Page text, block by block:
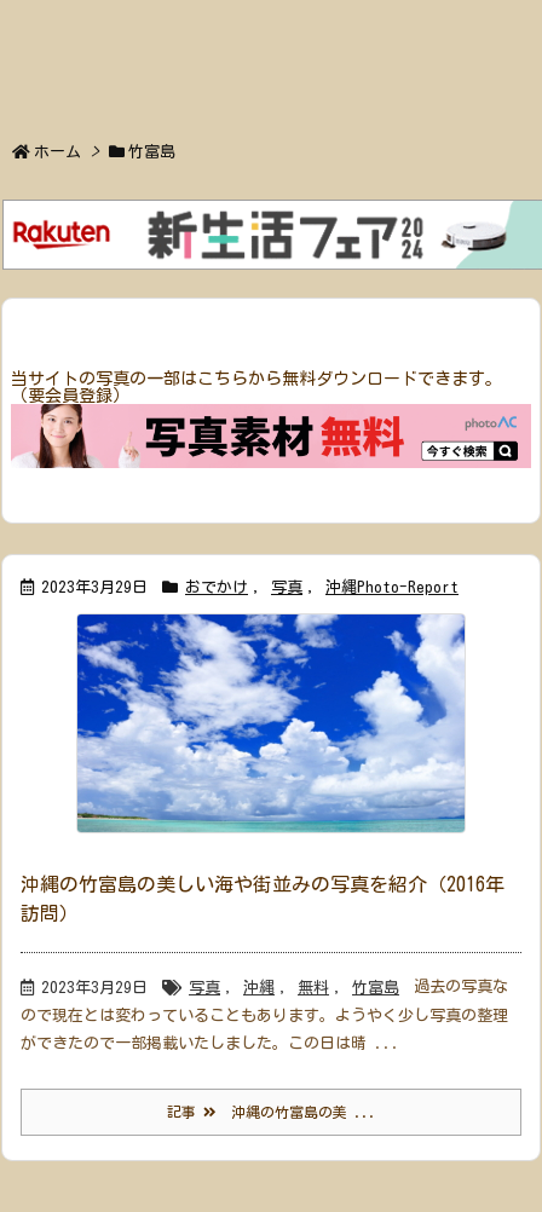
ホーム > 竹富島
当サイトの写真の一部はこちらから無料ダウンロードできます。
（要会員登録）
2023年3月29日 おでかけ , 写真 , 沖縄Photo-Report
沖縄の竹富島の美しい海や街並みの写真を紹介（2016年
訪問）
2023年3月29日 写真 , 沖縄 , 無料 , 竹富島
過去の写真な
ので現在とは変わっていることもあります。ようやく少し写真の整理
ができたので一部掲載いたしました。この日は晴 ...
記事 沖縄の竹富島の美 ...